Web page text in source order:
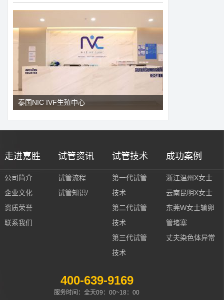
泰国NIC IVF生殖中心
走进嘉胜
公司简介
企业文化
资质荣誉
联系我们
试管资讯
试管流程
试管知识/
试管技术
第一代试管
技术
第二代试管
技术
第三代试管
技术
成功案例
浙江温州X女士
云南昆明X女士
东莞W女士输卵
管堵塞
丈夫染色体异常
400-639-9169
服务时间：全天09：00~18：00